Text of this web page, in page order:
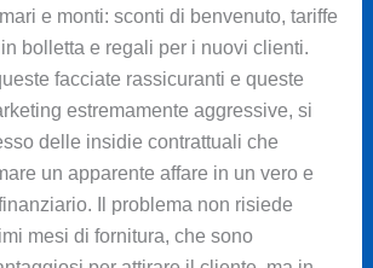
e monti: sconti di benvenuto, tariffe
bolletta e regali per i nuovi clienti.
facciate rassicuranti e queste
estremamente aggressive, si
delle insidie contrattuali che
un apparente affare in un vero e
Il problema non risiede
mesi di fornitura, che sono